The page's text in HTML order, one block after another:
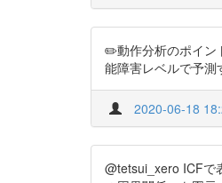
✏️動作分析のポイン
能障害レベルで予
2020-06-18
@tetsui_xero ICFで